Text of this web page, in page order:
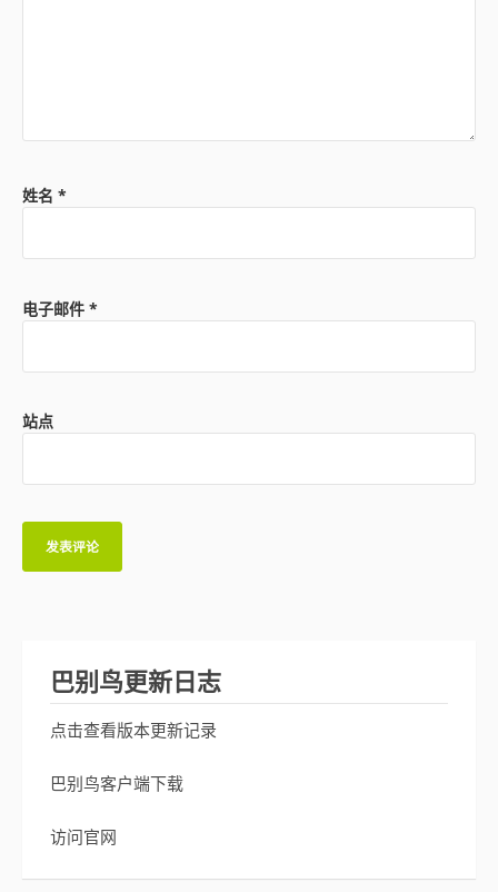
姓名 *
电子邮件 *
站点
巴别鸟更新日志
点击查看版本更新记录
巴别鸟客户端下载
访问官网